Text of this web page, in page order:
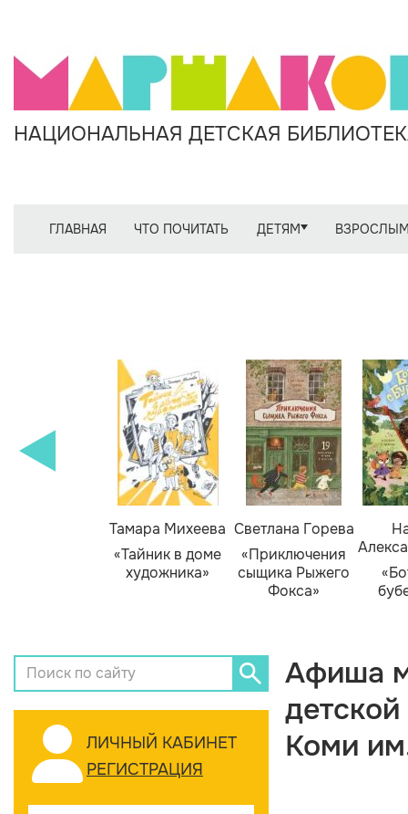
НАЦИОНАЛЬНАЯ ДЕТСКАЯ
ГЛАВНАЯ ЧТО ПОЧИТАТЬ ДЕТЯМ
Тамара Михеева
«Тайник в доме
художника»
Светлана Горева
«Приключения
сыщика Рыжего
Фокса»
ЛИЧНЫЙ КАБИНЕТ
РЕГИСТРАЦИЯ
Афиша
Коми